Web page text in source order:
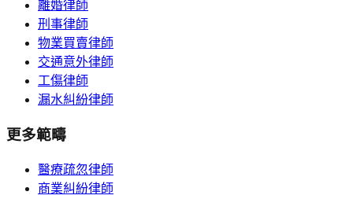
離婚律師
刑事律師
物業買賣律師
交通意外律師
工傷律師
漏水糾紛律師
更多範疇
醫療疏忽律師
商業糾紛律師